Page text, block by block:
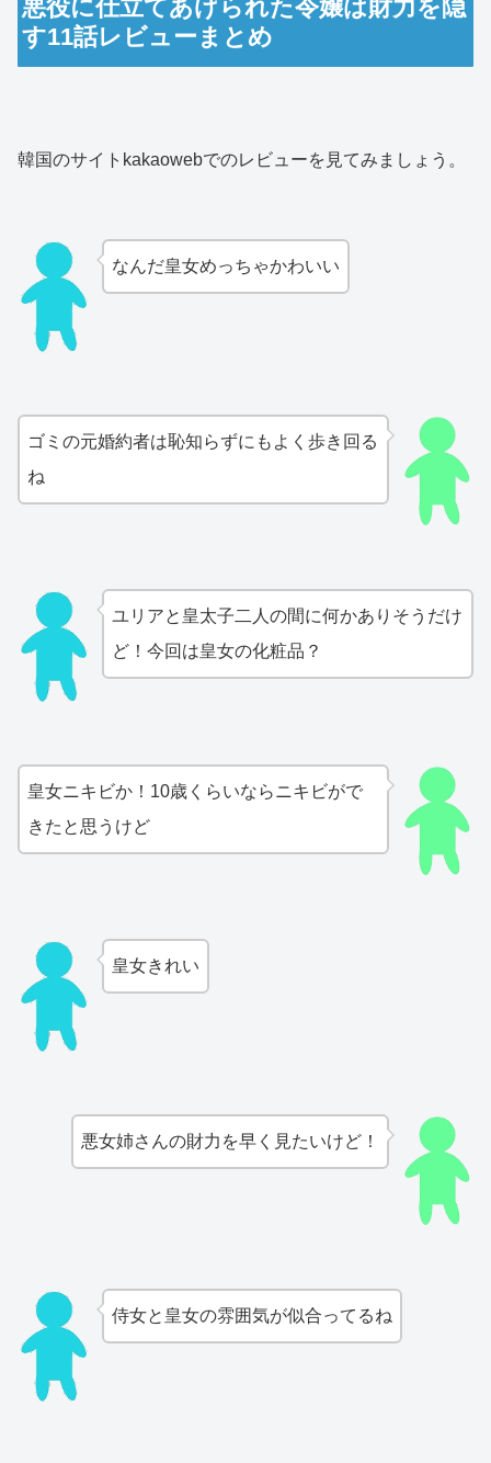
悪役に仕立てあげられた令嬢は財力を隠
す11話レビューまとめ
韓国のサイトkakaowebでのレビューを見てみましょう。
なんだ皇女めっちゃかわいい
ゴミの元婚約者は恥知らずにもよく歩き回る
ね
ユリアと皇太子二人の間に何かありそうだけ
ど！今回は皇女の化粧品？
皇女ニキビか！10歳くらいならニキビがで
きたと思うけど
皇女きれい
悪女姉さんの財力を早く見たいけど！
侍女と皇女の雰囲気が似合ってるね